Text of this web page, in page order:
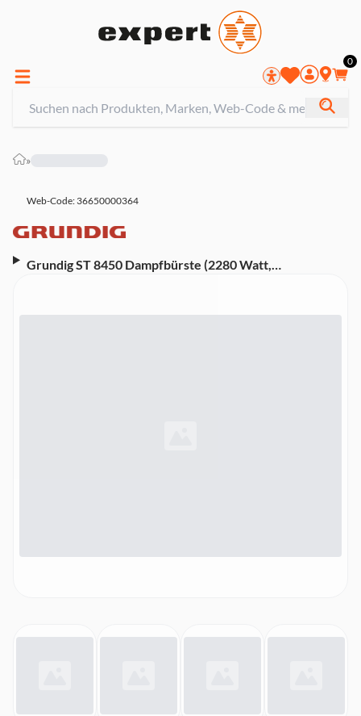
0
»
Web-Code: 36650000364
Grundig ST 8450 Dampfbürste (2280 Watt,